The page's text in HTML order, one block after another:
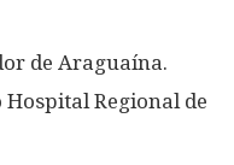
de Araguaína.
Regional de